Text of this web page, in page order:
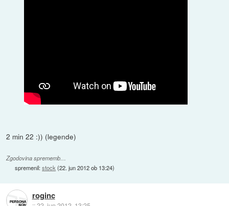
2 min 22 :)) (legende)
Zgodovina sprememb…
spremenil:stock (22. jun 2012 ob 13:24)
roginc